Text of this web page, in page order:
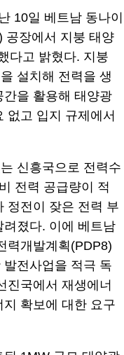
10일 베트남 동나이
공장에서 지붕 태양
다고 밝혔다. 지붕
설치해 전력을 생
을 활용해 태양광
없고 입지 규제에서
신흥국으로 전력수
전력 공급량이 적
정전이 잦은 전력 부
졌다. 이에 베트남
력개발계획(PDP8)
전사업을 적극 독
진국에서 재생에너
확보에 대한 요구